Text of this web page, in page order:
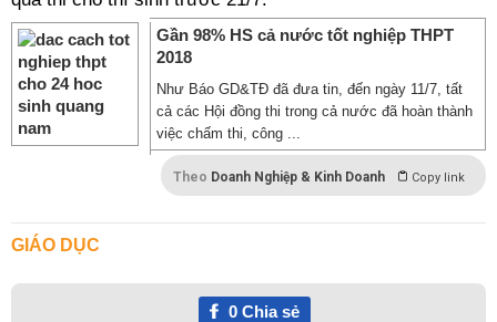
Gần 98% HS cả nước tốt nghiệp THPT
2018
Như Báo GD&TĐ đã đưa tin, đến ngày 11/7, tất
cả các Hội đồng thi trong cả nước đã hoàn thành
việc chấm thi, công ...
Theo Doanh Nghiệp & Kinh Doanh Copy link
GIÁO DỤC
0Chia sẻ